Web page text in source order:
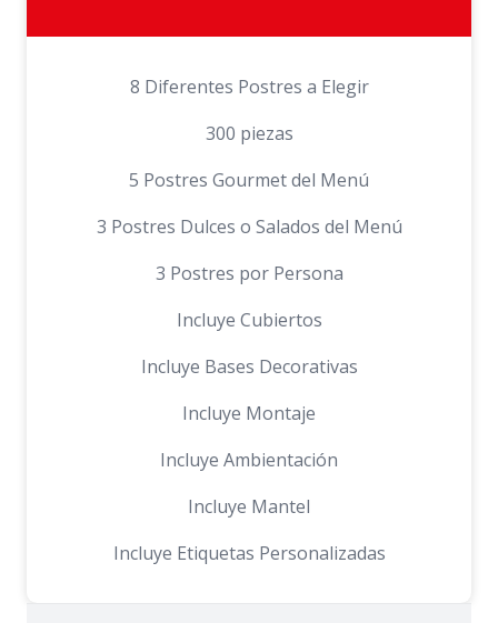
8 Diferentes Postres a Elegir
300 piezas
5 Postres Gourmet del Menú
3 Postres Dulces o Salados del Menú
3 Postres por Persona
Incluye Cubiertos
Incluye Bases Decorativas
Incluye Montaje
Incluye Ambientación
Incluye Mantel
Incluye Etiquetas Personalizadas